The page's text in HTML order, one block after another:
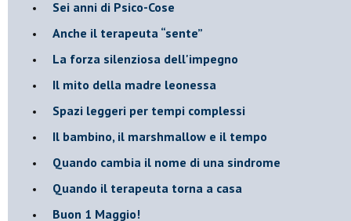
Sei anni di Psico-Cose
​Anche il terapeuta “sente”
​La forza silenziosa dell'impegno
​Il mito della madre leonessa
Spazi leggeri per tempi complessi
Il bambino, il marshmallow e il tempo
​Quando cambia il nome di una sindrome
​Quando il terapeuta torna a casa
​Buon 1 Maggio!